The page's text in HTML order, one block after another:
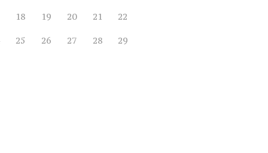
18 19 20 21 22
25 26 27 28 29